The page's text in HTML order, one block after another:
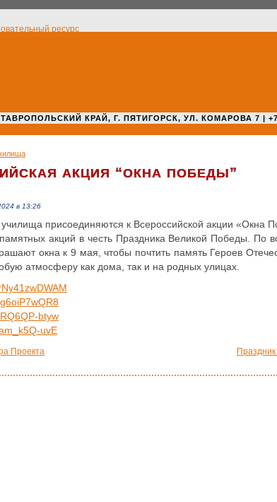
ресурс
КРАЙ, Г. ПЯТИГОРСК, УЛ. КОМАРОВА 7 |
АКЦИЯ “ОКНА ПОБЕДЫ”
в 13:26
при­со­еди­ня­ют­ся к Все­рос­сий­ской акции «Окна
акций в честь Празд­ни­ка Великой Победы. По
окна к 9 мая, чтобы почтить память Героев
атмо­сфе­ру как дома, так и на родных улицах.
btyw
uvE
Проекта